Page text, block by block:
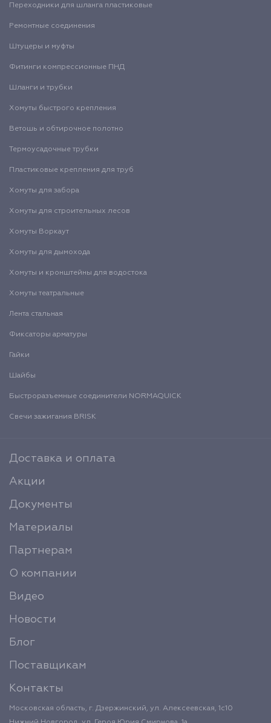
Переходники для шланга пластиковые
Ремонтные соединения
Штуцеры и муфты
Фитинги компрессионные ПНД
Шланги и трубки
Хомуты быстрого крепления
Ветошь и обтирочное полотно
Термоусадочные трубки
Пластиковые крепления для труб
Хомуты для забора
Хомуты для строительных лесов
Хомуты Воркаут
Хомуты для дымохода
Хомуты и кронштейны для водостока
Хомуты театральные
Лента стальная
Фиксаторы арматуры
Гайки
Шайбы
Быстроразъемные соединители NORMAQUICK
Свечи зажигания BRISK
Доставка и оплата
Акции
Документы
Материалы
Партнерам
О компании
Видео
Новости
Блог
Поставщикам
Контакты
Московская область, г. Дзержинский, ул. Алексеевская, 1с10